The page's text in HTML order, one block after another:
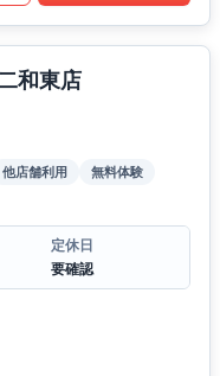
和東店
他店舗利用
無料体験
定休日
要確認